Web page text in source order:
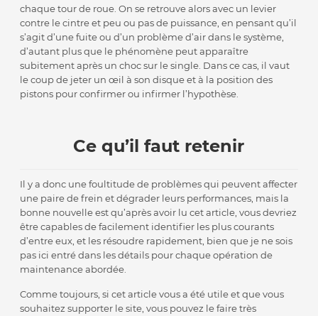
chaque tour de roue. On se retrouve alors avec un levier
contre le cintre et peu ou pas de puissance, en pensant qu’il
s’agit d’une fuite ou d’un problème d’air dans le système,
d’autant plus que le phénomène peut apparaître
subitement après un choc sur le single. Dans ce cas, il vaut
le coup de jeter un œil à son disque et à la position des
pistons pour confirmer ou infirmer l’hypothèse.
Ce qu’il faut retenir
Il y a donc une foultitude de problèmes qui peuvent affecter
une paire de frein et dégrader leurs performances, mais la
bonne nouvelle est qu’après avoir lu cet article, vous devriez
être capables de facilement identifier les plus courants
d’entre eux, et les résoudre rapidement, bien que je ne sois
pas ici entré dans les détails pour chaque opération de
maintenance abordée.
Comme toujours, si cet article vous a été utile et que vous
souhaitez supporter le site, vous pouvez le faire très